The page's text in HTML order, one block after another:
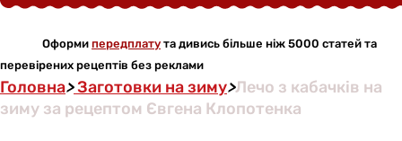
Оформи передплату та дивись більше ніж 5000 статей та
перевірених рецептів без реклами
Головна>Заготовки на зиму>Лечо з кабачків на
зиму за рецептом Євгена Клопотенка